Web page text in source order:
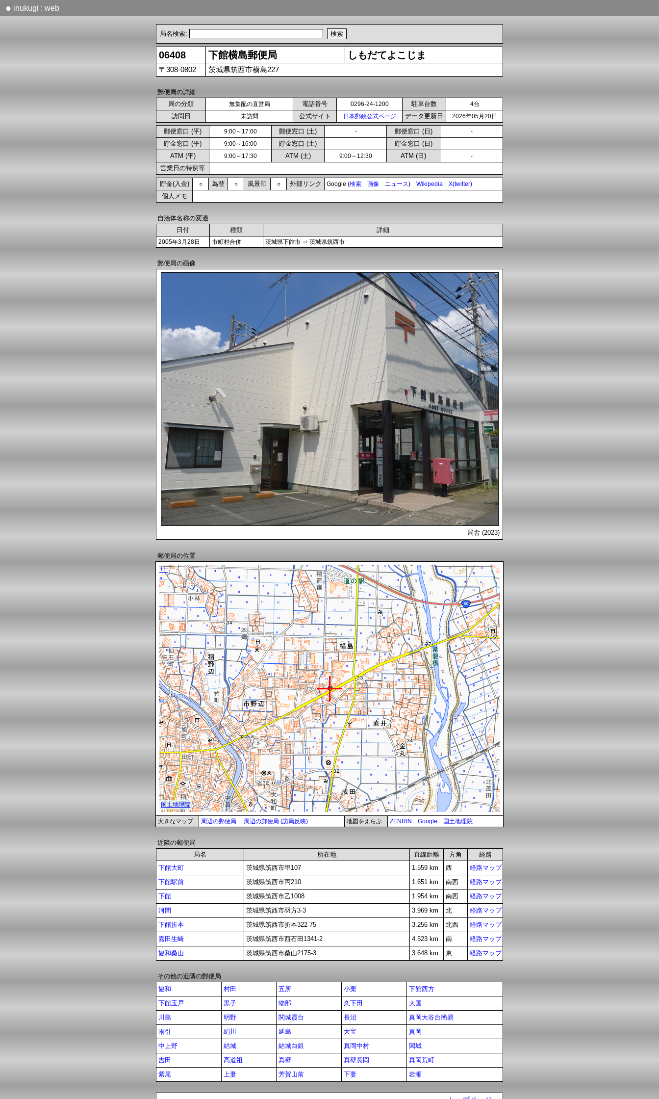
● inukugi : web
局名検索:
06408 下館横島郵便局 しもだてよこじま
〒308-0802 茨城県筑西市横島227
郵便局の詳細
局の分類
無集配の直営局 電話番号 0296-24-1200 駐車台数 4台
訪問日 未訪問 公式サイト 日本郵政公式ページ データ更新日 2026年05月20日
郵便窓口 (平) 9:00～17:00 郵便窓口 (土) - 郵便窓口 (日) -
貯金窓口 (平) 9:00～16:00 貯金窓口 (土) - 貯金窓口 (日) -
ATM (平) 9:00～17:30 ATM (土) 9:00～12:30 ATM (日) -
営業日の特例等
貯金(入金) ○ 為替 ○ 風景印 ○ 外部リンク Google (検索 画像 ニュース) Wikipedia X(twitter)
個人メモ
自治体名称の変遷
日付
種類 詳細
2005年3月28日 市町村合併 茨城県下館市 ⇒ 茨城県筑西市
郵便局の画像
局舎 (2023)
郵便局の位置
大きなマップ 周辺の郵便局 周辺の郵便局 (訪局反映) 地図をえらぶ ZENRIN Google 国土地理院
近隣の郵便局
局名
所在地 直線距離 方角
経路
下館大町
茨城県筑西市甲107 1.559 km 西
経路マップ
下館駅前
茨城県筑西市丙210 1.651 km 南西
経路マップ
下館
茨城県筑西市乙1008 1.954 km 南西
経路マップ
河間
茨城県筑西市羽方3-3 3.969 km 北
経路マップ
下館折本
茨城県筑西市折本322-75 3.256 km 北西
経路マップ
嘉田生崎
茨城県筑西市西石田1341-2 4.523 km 南
経路マップ
協和桑山
茨城県筑西市桑山2175-3 3.648 km 東 経路マップ
その他の近隣の郵便局
協和
村田 五所 小栗
下館西方
下館玉戸
黒子 物部 久下田
大国
川島
明野 関城霞台 長沼
真岡大谷台簡易
雨引
絹川 延島 大宝
真岡
中上野
結城 結城白銀 真岡中村
関城
吉田
高道祖 真壁 真壁長岡
真岡荒町
紫尾
上妻 芳賀山前 下妻 岩瀬